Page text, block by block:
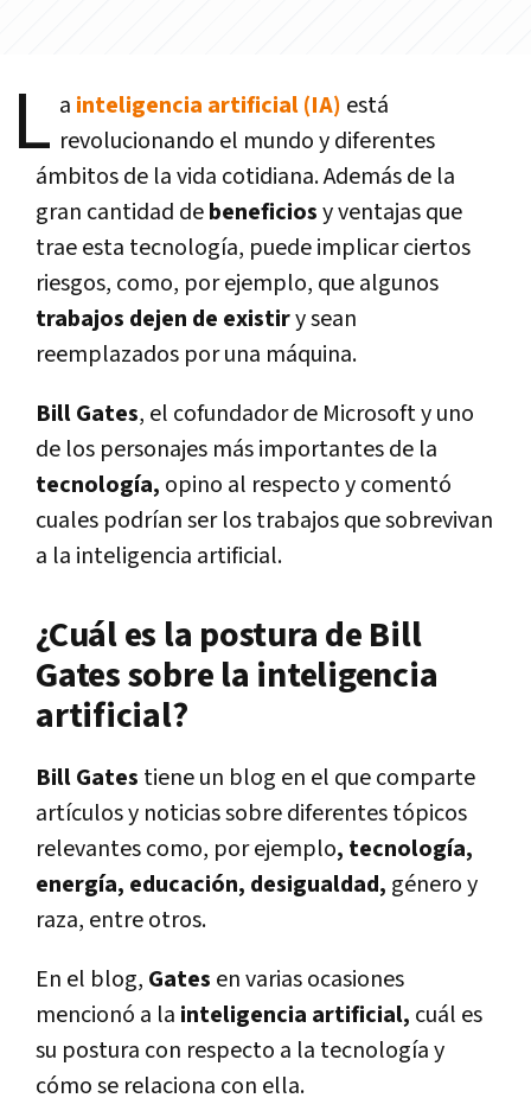
L a inteligencia artificial (IA) está
revolucionando el mundo y diferentes
ámbitos de la vida cotidiana. Además de la
gran cantidad debeneficiosy ventajas que
trae esta tecnología, puede implicar ciertos
riesgos, como, por ejemplo, que algunos
trabajos dejen de existiry sean
reemplazados por una máquina.
Bill Gates, el cofundador de Microsoft y uno
de los personajes más importantes de la
tecnología, opino al respecto y comentó
cuales podrían ser los trabajos que sobrevivan
a la inteligencia artificial.
¿Cuál es la postura de Bill
Gates sobre la inteligencia
artificial?
Bill Gates tiene un blog en el que comparte
artículos y noticias sobre diferentes tópicos
relevantes como, por ejemplo, tecnología,
energía, educación, desigualdad, género y
raza, entre otros.
En el blog, Gates en varias ocasiones
mencionó a la inteligencia artificial, cuál es
su postura con respecto a la tecnología y
cómo se relaciona con ella.